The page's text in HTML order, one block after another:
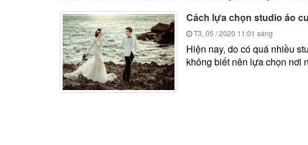
Cách lựa chọn studio áo
T3, 05 / 2020 11:01 sáng
Hiện nay, do có quá nhiều
không biết nên lựa chọn nơi